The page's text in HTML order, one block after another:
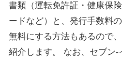
書類（運転免許証・健康保
ードなど）と、発行手数料
無料にする方法もあるので
紹介します。 なお、セブン-